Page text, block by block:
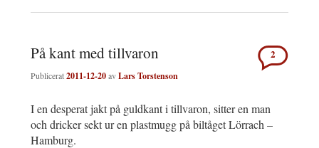
På kant med tillvaron
Publicerat2011-12-20avLars Torstenson
2
I en desperat jakt på guldkant i tillvaron, sitter en man
och dricker sekt ur en plastmugg på biltåget Lörrach –
Hamburg.